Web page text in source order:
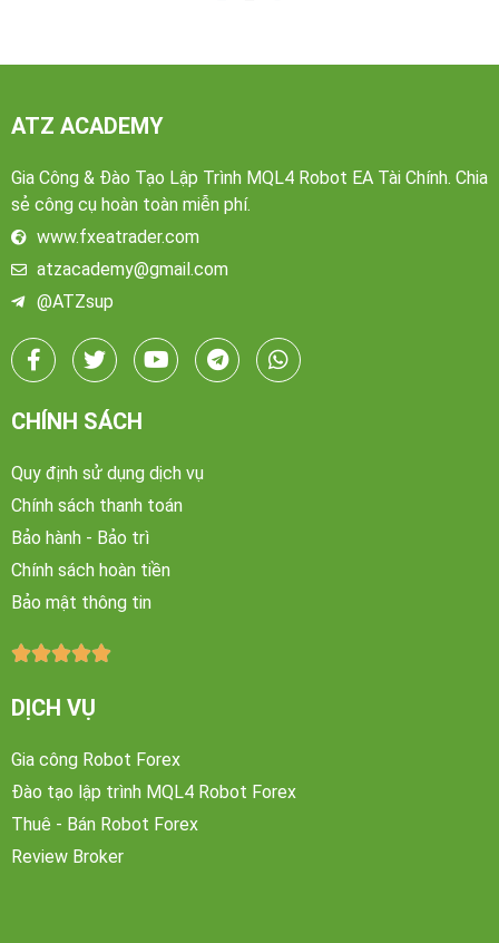
ATZ ACADEMY
Gia Công & Đào Tạo Lập Trình MQL4 Robot EA Tài Chính. Chia
sẻ công cụ hoàn toàn miễn phí.
www.fxeatrader.com
atzacademy@gmail.com
@ATZsup
CHÍNH SÁCH
Quy định sử dụng dịch vụ
Chính sách thanh toán
Bảo hành - Bảo trì
Chính sách hoàn tiền
Bảo mật thông tin

DỊCH VỤ
Gia công Robot Forex
Đào tạo lập trình MQL4 Robot Forex
Thuê - Bán Robot Forex
Review Broker